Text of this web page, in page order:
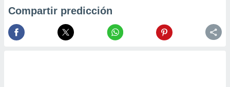
Compartir predicción